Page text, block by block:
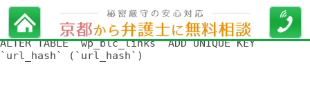
WordPress データベースエラー:[Duplicate entry '' for key
'url_hash']
ALTER TABLE `wp_blc_links` ADD UNIQUE KEY
`url_hash` (`url_hash`)